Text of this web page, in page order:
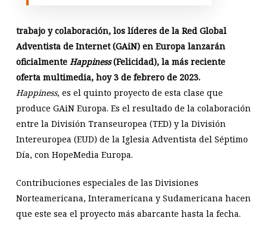
trabajo y colaboración, los líderes de la Red Global
Adventista de Internet (GAiN) en Europa lanzarán
oficialmente Happiness(Felicidad), la más reciente
oferta multimedia, hoy 3 de febrero de 2023.
Happiness, es el quinto proyecto de esta clase que
produce GAiN Europa. Es el resultado de la colaboración
entre la División Transeuropea (TED) y la División
Intereuropea (EUD) de la Iglesia Adventista del Séptimo
Día, con HopeMedia Europa.
Contribuciones especiales de las Divisiones
Norteamericana, Interamericana y Sudamericana hacen
que este sea el proyecto más abarcante hasta la fecha.